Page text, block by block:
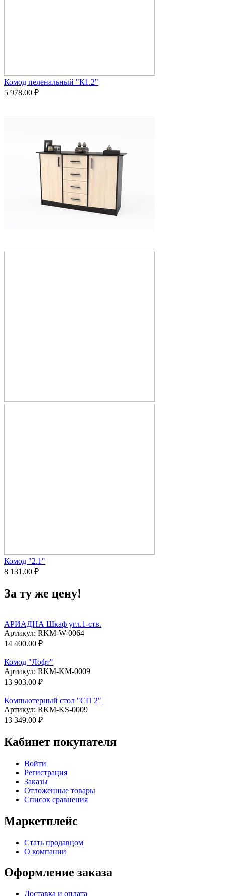
Комод пеленальный "К1.2"
5 978.00 ₽
Комод "2.1"
8 131.00 ₽
За ту же цену!
АРИАДНА Шкаф угл.1-ств.
Артикул: RKM-W-0064
14 400.00 ₽
Комод "Лофт"
Артикул: RKM-KM-0009
13 903.00 ₽
Компьютерный стол "СП 2"
Артикул: RKM-KS-0009
13 349.00 ₽
Кабинет покупателя
Войти
Регистрация
Заказы
Отложенные товары
Список сравнения
Маркетплейс
Стать продавцом
О компании
Оформление заказа
Доставка и оплата